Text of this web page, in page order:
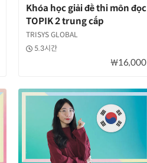
Khóa học giải đề thi môn đọc
TOPIK 2 trung cấp
TRISYS GLOBAL
5.3시간
₩16,000